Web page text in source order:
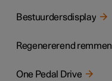
Bestuurdersdisplay
Regenererend remmen
One Pedal Drive